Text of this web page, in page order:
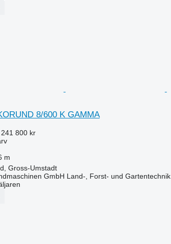
8/600 K GAMMA
800 kr
m
Gross-Umstadt
GmbH Land-, Forst- und Gartentechnik